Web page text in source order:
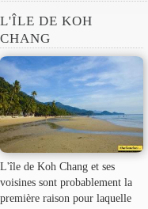
L'ÎLE DE KOH
CHANG
L'île de Koh Chang et ses
voisines sont probablement la
première raison pour laquelle